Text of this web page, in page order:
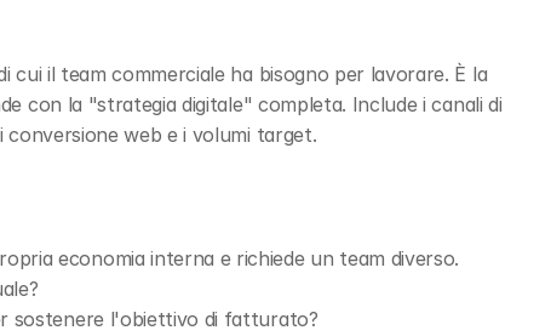
il team commerciale ha bisogno per lavorare. È la
con la "strategia digitale" completa. Include i canali di
web e i volumi target.
economia interna e richiede un team diverso.
sostenere l'obiettivo di fatturato?